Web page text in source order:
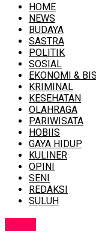
HOME
NEWS
BUDAYA
SASTRA
POLITIK
SOSIAL
EKONOMI &
KRIMINAL
KESEHATAN
OLAHRAGA
PARIWISATA
HOBIIS
GAYA HIDUP
KULINER
OPINI
SENI
REDAKSI
SULUH